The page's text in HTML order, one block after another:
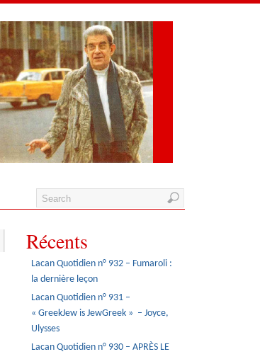
Récents
Lacan Quotidien n° 932 – Fumaroli :
la dernière leçon
Lacan Quotidien n° 931 –
« GreekJew is JewGreek » – Joyce,
Ulysses
Lacan Quotidien n° 930 – APRÈS LE